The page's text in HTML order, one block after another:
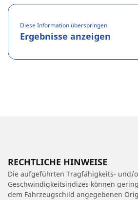
Diese Information überspringen
Ergebnisse anzeigen
RECHTLICHE HINWEISE
Die aufgeführten Tragfähigkeits- und/
Geschwindigkeitsindizes können
dem Fahrzeugschild angegebenen